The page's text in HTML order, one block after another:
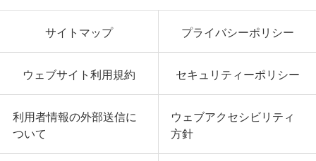
サイトマップ プライバシーポリシー
ウェブサイト利用規約 セキュリティーポリシー
利用者情報の外部送信に
ついて
ウェブアクセシビリティ
方針